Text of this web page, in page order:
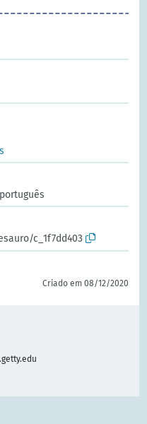
português
c_1f7dd403
Criado em 08/12/2020